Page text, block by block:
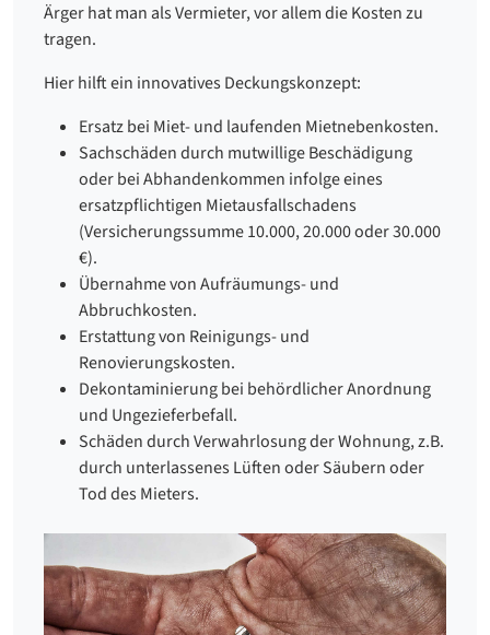
Ärger hat man als Vermieter, vor allem die Kosten zu
tragen.
Hier hilft ein innovatives Deckungskonzept:
Ersatz bei Miet- und laufenden Mietnebenkosten.
Sachschäden durch mutwillige Beschädigung
oder bei Abhandenkommen infolge eines
ersatzpflichtigen Mietausfallschadens
(Versicherungssumme 10.000, 20.000 oder 30.000
€).
Übernahme von Aufräumungs- und
Abbruchkosten.
Erstattung von Reinigungs- und
Renovierungskosten.
Dekontaminierung bei behördlicher Anordnung
und Ungezieferbefall.
Schäden durch Verwahrlosung der Wohnung, z.B.
durch unterlassenes Lüften oder Säubern oder
Tod des Mieters.